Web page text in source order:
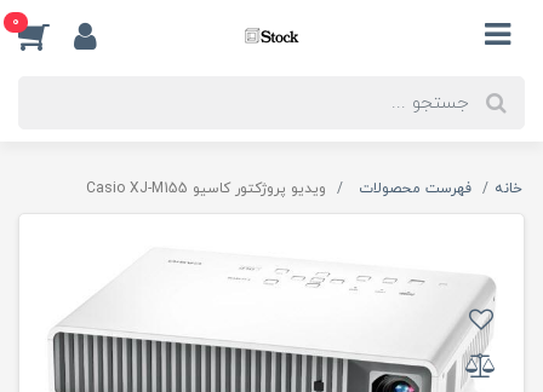
0
خانه فهرست محصولات ویدیو پروژکتور کاسیو Casio XJ-M155